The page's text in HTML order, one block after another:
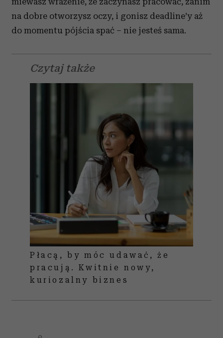
na dobre otworzysz oczy, i gonisz deadline’y aż
do momentu pójścia spać – nie jesteś sama.
Czytaj także
Płacą, by móc udawać, że
pracują. Kwitnie nowy,
kuriozalny biznes